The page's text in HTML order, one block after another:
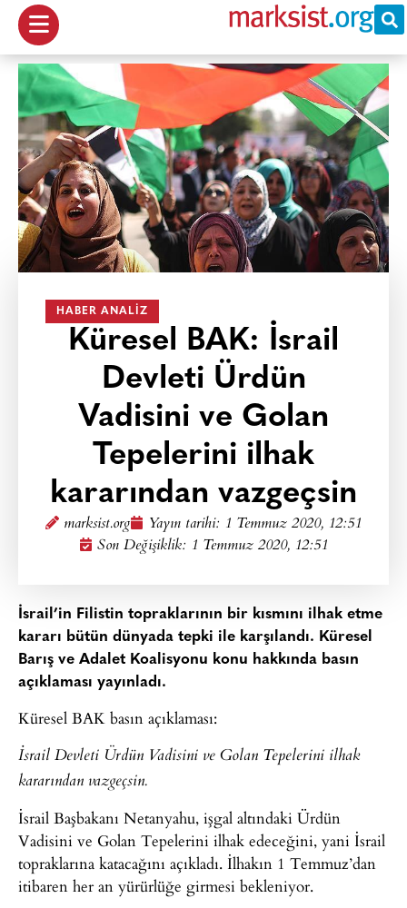
HABER ANALIZ
Küresel BAK: İsrail
Devleti Ürdün
Vadisini ve Golan
Tepelerini ilhak
kararından vazgeçsin
marksist.org Yayın tarihi: 1 Temmuz 2020, 12:51
Son Değişiklik: 1 Temmuz 2020, 12:51
İsrail’in Filistin topraklarının bir kısmını ilhak etme
kararı bütün dünyada tepki ile karşılandı. Küresel
Barış ve Adalet Koalisyonu konu hakkında basın
açıklaması yayınladı.
Küresel BAK basın açıklaması:
İsrail Devleti Ürdün Vadisini ve Golan Tepelerini ilhak
kararından vazgeçsin.
İsrail Başbakanı Netanyahu, işgal altındaki Ürdün
Vadisini ve Golan Tepelerini ilhak edeceğini, yani İsrail
topraklarına katacağını açıkladı. İlhakın 1 Temmuz’dan
itibaren her an yürürlüğe girmesi bekleniyor.